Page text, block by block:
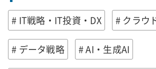
# IT戦略・IT投資・DX # クラウ
# データ戦略 # AI・生成AI